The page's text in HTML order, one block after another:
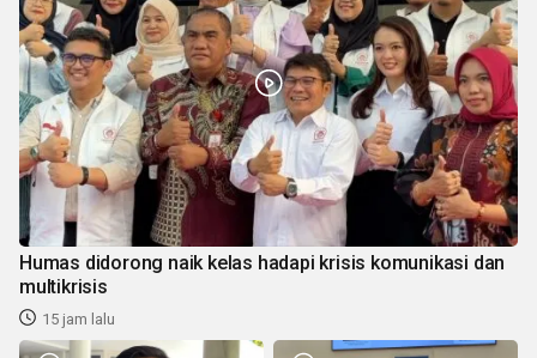
Humas didorong naik kelas hadapi krisis komunikasi dan
multikrisis
15 jam lalu